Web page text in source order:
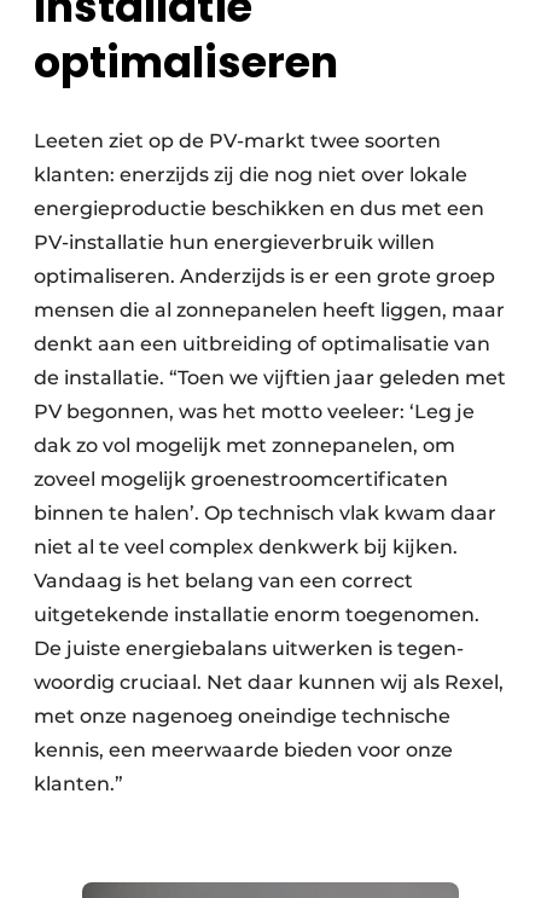
optimaliseren
Leeten ziet op de PV-markt twee soorten
klanten: enerzijds zij die nog niet over lokale
energie­productie beschikken en dus met een
PV-installatie hun energie­verbruik willen
optimaliseren. Ander­zijds is er een grote groep
mensen die al zonne­panelen heeft liggen, maar
denkt aan een uitbreiding of optimalisatie van
de installatie. “Toen we vijftien jaar geleden met
PV begonnen, was het motto veeleer: ‘Leg je
dak zo vol mogelijk met zonne­panelen, om
zoveel mogelijk groenestroom­certificaten
binnen te halen’. Op tech­nisch vlak kwam daar
niet al te veel complex denkwerk bij kijken.
Vandaag is het belang van een correct
uitgetekende installatie enorm toegenomen.
De juiste energie­balans uitwerken is tegen­
woordig cruciaal. Net daar kunnen wij als Rexel,
met onze nagenoeg oneindige technische
kennis, een meerwaarde bieden voor onze
klanten.”